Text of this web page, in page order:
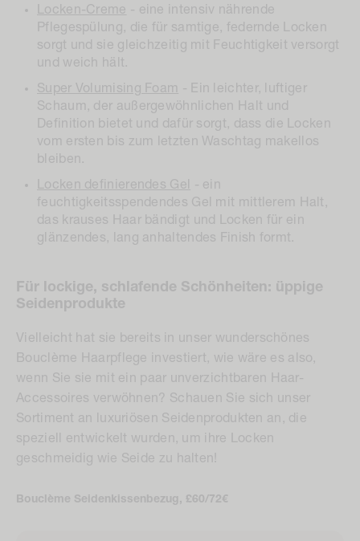
Pflegespülung, die für samtige, federnde Locken
sorgt und sie gleichzeitig mit Feuchtigkeit versorgt
und weich hält.
Schaum, der außergewöhnlichen Halt und
Definition bietet und dafür sorgt, dass die Locken
vom ersten bis zum letzten Waschtag makellos
bleiben.
feuchtigkeitsspendendes Gel mit mittlerem Halt,
das krauses Haar bändigt und Locken für ein
glänzendes, lang anhaltendes Finish formt.
Seidenprodukte
Bouclème Haarpflege investiert, wie wäre es also,
wenn Sie sie mit ein paar unverzichtbaren Haar-
Accessoires verwöhnen? Schauen Sie sich unser
Sortiment an luxuriösen Seidenprodukten an, die
speziell entwickelt wurden, um ihre Locken
geschmeidig wie Seide zu halten!